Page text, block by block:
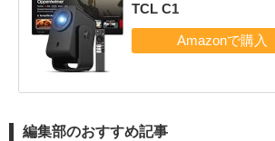
TCL C1
編集部のおすすめ記事